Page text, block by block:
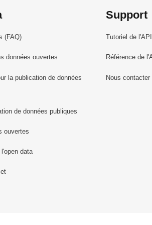
(FAQ)
données ouvertes
la publication de données
de données publiques
ouvertes
data
Support
Tutoriel de l'API
Référence de
Nous contacter